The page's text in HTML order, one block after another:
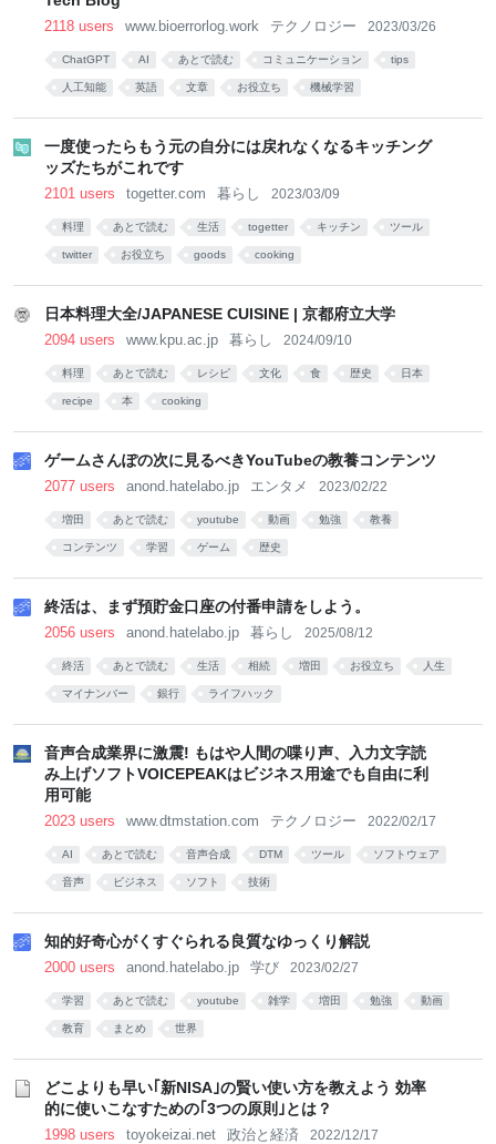
2118 users www.bioerrorlog.work テクノロジー 2023/03/26
ChatGPT AI あとで読む コミュニケーション tips
人工知能 英語 文章 お役立ち 機械学習
一度使ったらもう元の自分には戻れなくなるキッチング
ッズたちがこれです
2101 users togetter.com 暮らし 2023/03/09
料理 あとで読む 生活 togetter キッチン ツール
twitter お役立ち goods cooking
日本料理大全/JAPANESE CUISINE | 京都府立大学
2094 users www.kpu.ac.jp 暮らし 2024/09/10
料理 あとで読む レシピ 文化 食 歴史 日本
recipe 本 cooking
ゲームさんぽの次に見るべきYouTubeの教養コンテンツ
2077 users anond.hatelabo.jp エンタメ 2023/02/22
増田 あとで読む youtube 動画 勉強 教養
コンテンツ 学習 ゲーム 歴史
終活は、まず預貯金口座の付番申請をしよう。
2056 users anond.hatelabo.jp 暮らし 2025/08/12
終活 あとで読む 生活 相続 増田 お役立ち 人生
マイナンバー 銀行 ライフハック
音声合成業界に激震! もはや人間の喋り声、入力文字読
み上げソフトVOICEPEAKはビジネス用途でも自由に利
用可能
2023 users www.dtmstation.com テクノロジー 2022/02/17
AI あとで読む 音声合成 DTM ツール ソフトウェア
音声 ビジネス ソフト 技術
知的好奇心がくすぐられる良質なゆっくり解説
2000 users anond.hatelabo.jp 学び 2023/02/27
学習 あとで読む youtube 雑学 増田 勉強 動画
教育 まとめ 世界
どこよりも早い｢新NISA｣の賢い使い方を教えよう 効率
的に使いこなすための｢3つの原則｣とは？
1998 users toyokeizai.net 政治と経済 2022/12/17